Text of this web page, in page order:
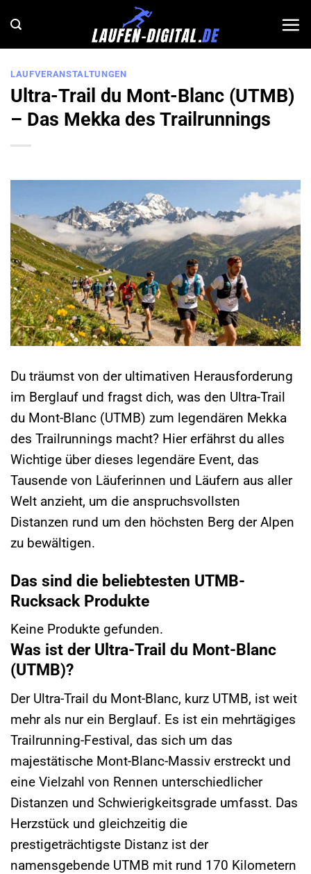
Inhalt
springen
LAUFVERANSTALTUNGEN
Ultra-Trail du Mont-Blanc (UTMB)
– Das Mekka des Trailrunnings
Du träumst von der ultimativen Herausforderung
im Berglauf und fragst dich, was den Ultra-Trail
du Mont-Blanc (UTMB) zum legendären Mekka
des Trailrunnings macht? Hier erfährst du alles
Wichtige über dieses legendäre Event, das
Tausende von Läuferinnen und Läufern aus aller
Welt anzieht, um die anspruchsvollsten
Distanzen rund um den höchsten Berg der Alpen
zu bewältigen.
Das sind die beliebtesten UTMB-
Rucksack Produkte
Keine Produkte gefunden.
Was ist der Ultra-Trail du Mont-Blanc
(UTMB)?
Der Ultra-Trail du Mont-Blanc, kurz UTMB, ist weit
mehr als nur ein Berglauf. Es ist ein mehrtägiges
Trailrunning-Festival, das sich um das
majestätische Mont-Blanc-Massiv erstreckt und
eine Vielzahl von Rennen unterschiedlicher
Distanzen und Schwierigkeitsgrade umfasst. Das
Herzstück und gleichzeitig die
prestigeträchtigste Distanz ist der
namensgebende UTMB mit rund 170 Kilometern